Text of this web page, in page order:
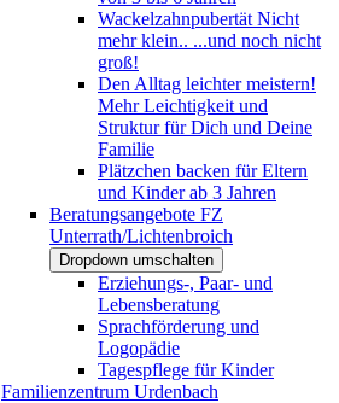
Wackelzahnpubertät Nicht
mehr klein.. ...und noch nicht
groß!
Den Alltag leichter meistern!
Mehr Leichtigkeit und
Struktur für Dich und Deine
Familie
Plätzchen backen für Eltern
und Kinder ab 3 Jahren
Beratungsangebote FZ
Unterrath/Lichtenbroich
Dropdown umschalten
Erziehungs-, Paar- und
Lebensberatung
Sprachförderung und
Logopädie
Tagespflege für Kinder
Familienzentrum Urdenbach